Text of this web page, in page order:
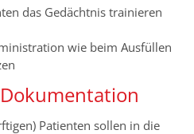
das Gedächtnis trainieren
wie beim Ausfüllen
Patienten sollen in die